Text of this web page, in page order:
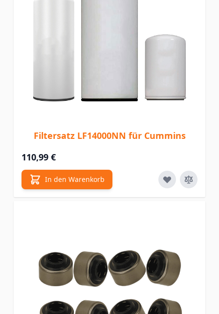
Filtersatz LF14000NN für Cummins
110,99 €
In den Warenkorb